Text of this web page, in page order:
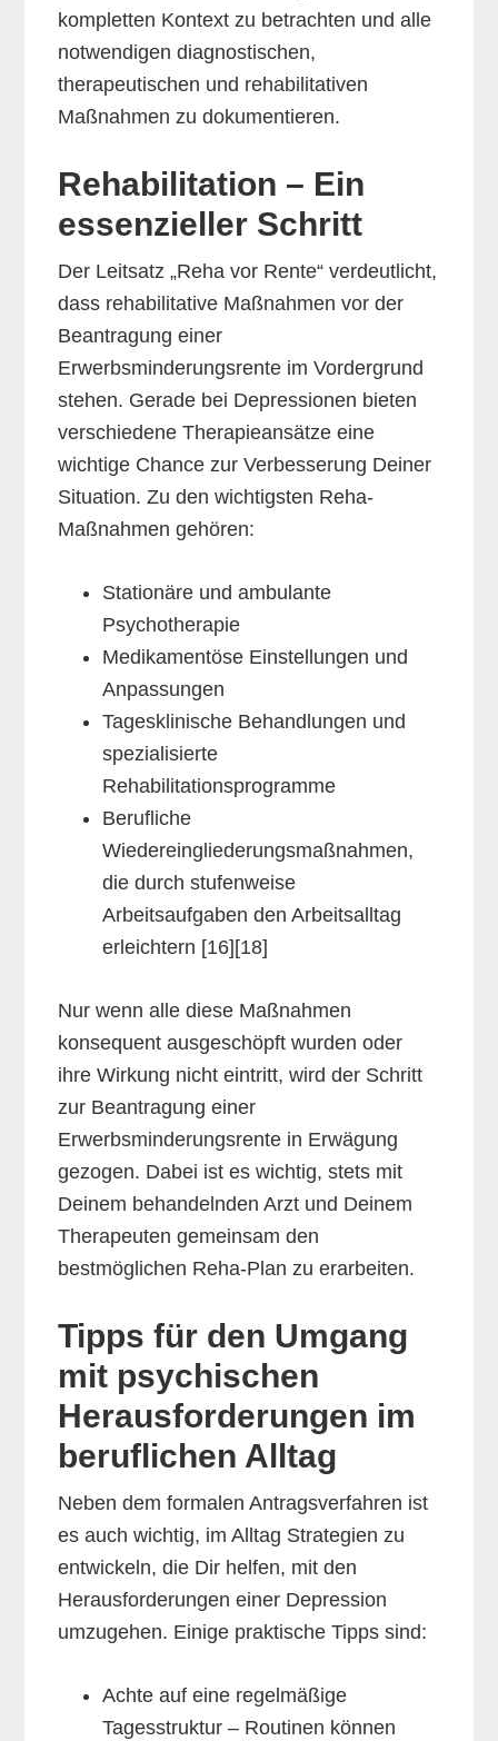
kompletten Kontext zu betrachten und alle
notwendigen diagnostischen,
therapeutischen und rehabilitativen
Maßnahmen zu dokumentieren.
Rehabilitation – Ein
essenzieller Schritt
Der Leitsatz „Reha vor Rente“ verdeutlicht,
dass rehabilitative Maßnahmen vor der
Beantragung einer
Erwerbsminderungsrente im Vordergrund
stehen. Gerade bei Depressionen bieten
verschiedene Therapieansätze eine
wichtige Chance zur Verbesserung Deiner
Situation. Zu den wichtigsten Reha-
Maßnahmen gehören:
Stationäre und ambulante
Psychotherapie
Medikamentöse Einstellungen und
Anpassungen
Tagesklinische Behandlungen und
spezialisierte
Rehabilitationsprogramme
Berufliche
Wiedereingliederungsmaßnahmen,
die durch stufenweise
Arbeitsaufgaben den Arbeitsalltag
erleichtern [16][18]
Nur wenn alle diese Maßnahmen
konsequent ausgeschöpft wurden oder
ihre Wirkung nicht eintritt, wird der Schritt
zur Beantragung einer
Erwerbsminderungsrente in Erwägung
gezogen. Dabei ist es wichtig, stets mit
Deinem behandelnden Arzt und Deinem
Therapeuten gemeinsam den
bestmöglichen Reha-Plan zu erarbeiten.
Tipps für den Umgang
mit psychischen
Herausforderungen im
beruflichen Alltag
Neben dem formalen Antragsverfahren ist
es auch wichtig, im Alltag Strategien zu
entwickeln, die Dir helfen, mit den
Herausforderungen einer Depression
umzugehen. Einige praktische Tipps sind:
Achte auf eine regelmäßige
Tagesstruktur – Routinen können